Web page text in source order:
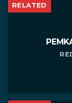
RELATED